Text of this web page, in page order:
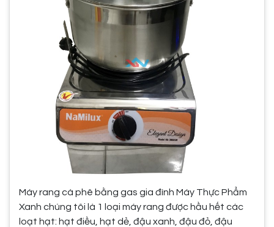
Máy rang cà phê bằng gas gia đình Máy Thực Phẩm
Xanh chúng tôi là 1 loại máy rang được hầu hết các
loạt hạt: hạt điều, hạt dẻ, đậu xanh, đậu đỏ, đậu